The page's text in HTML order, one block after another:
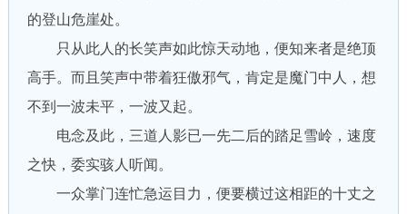
的登山危崖处。
只从此人的长笑声如此惊天动地，便知来者是绝顶
高手。而且笑声中带着狂傲邪气，肯定是魔门中人，想
不到一波未平，一波又起。
电念及此，三道人影已一先二后的踏足雪岭，速度
之快，委实骇人听闻。
一众掌门连忙急运目力，便要横过这相距的十丈之